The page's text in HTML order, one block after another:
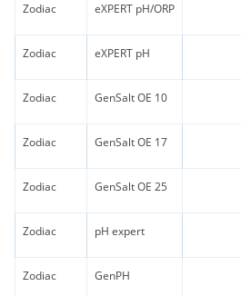
Zodiac eXPERT pH/ORP
Zodiac eXPERT pH
Zodiac GenSalt OE 10
Zodiac GenSalt OE 17
Zodiac GenSalt OE 25
Zodiac pH expert
Zodiac GenPH